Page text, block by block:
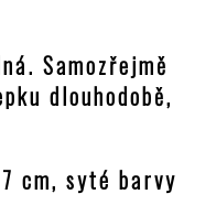
Samozřejmě
dlouhodobě,
cm, syté barvy